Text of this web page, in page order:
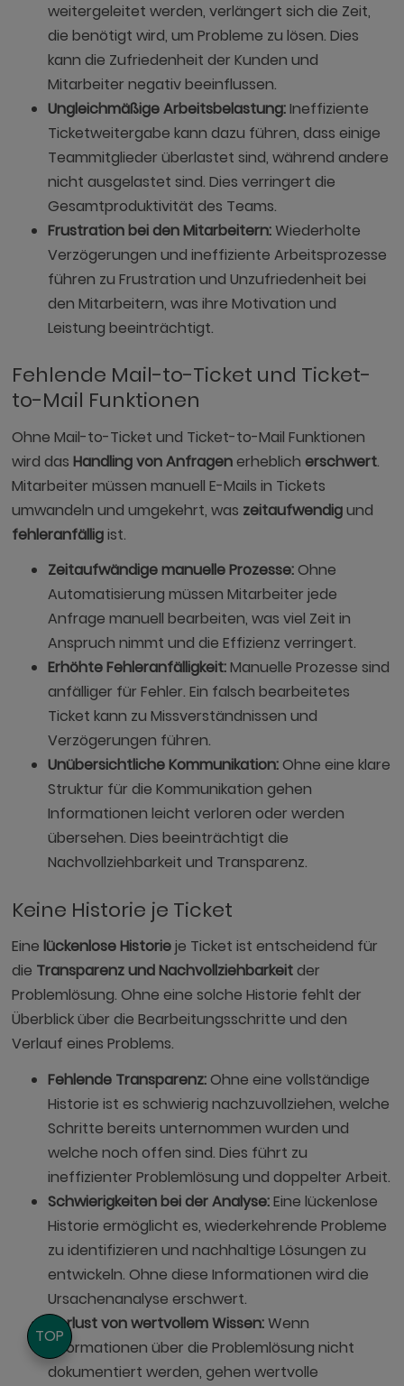
weitergeleitet werden, verlängert sich die Zeit,
die benötigt wird, um Probleme zu lösen. Dies
kann die Zufriedenheit der Kunden und
Mitarbeiter negativ beeinflussen.
Ungleichmäßige Arbeitsbelastung:Ineffiziente
Ticketweitergabe kann dazu führen, dass einige
Teammitglieder überlastet sind, während andere
nicht ausgelastet sind. Dies verringert die
Gesamtproduktivität des Teams.
Frustration bei den Mitarbeitern:Wiederholte
Verzögerungen und ineffiziente Arbeitsprozesse
führen zu Frustration und Unzufriedenheit bei
den Mitarbeitern, was ihre Motivation und
Leistung beeinträchtigt.
Fehlende Mail-to-Ticket und Ticket-
to-Mail Funktionen
Ohne Mail-to-Ticket und Ticket-to-Mail Funktionen
wird das Handling von Anfragenerheblich erschwert.
Mitarbeiter müssen manuell E-Mails in Tickets
umwandeln und umgekehrt, was zeitaufwendigund
fehleranfälligist.
Zeitaufwändige manuelle Prozesse:Ohne
Automatisierung müssen Mitarbeiter jede
Anfrage manuell bearbeiten, was viel Zeit in
Anspruch nimmt und die Effizienz verringert.
Erhöhte Fehleranfälligkeit:Manuelle Prozesse sind
anfälliger für Fehler. Ein falsch bearbeitetes
Ticket kann zu Missverständnissen und
Verzögerungen führen.
Unübersichtliche Kommunikation:Ohne eine klare
Struktur für die Kommunikation gehen
Informationen leicht verloren oder werden
übersehen. Dies beeinträchtigt die
Nachvollziehbarkeit und Transparenz.
Keine Historie je Ticket
Eine lückenlose Historieje Ticket ist entscheidend für
die Transparenz und Nachvollziehbarkeitder
Problemlösung. Ohne eine solche Historie fehlt der
Überblick über die Bearbeitungsschritte und den
Verlauf eines Problems.
Fehlende Transparenz:Ohne eine vollständige
Historie ist es schwierig nachzuvollziehen, welche
Schritte bereits unternommen wurden und
welche noch offen sind. Dies führt zu
ineffizienter Problemlösung und doppelter Arbeit.
Schwierigkeiten bei der Analyse:Eine lückenlose
Historie ermöglicht es, wiederkehrende Probleme
zu identifizieren und nachhaltige Lösungen zu
entwickeln. Ohne diese Informationen wird die
Ursachenanalyse erschwert.
Verlust von wertvollem Wissen:Wenn
Informationen über die Problemlösung nicht
dokumentiert werden, gehen wertvolle
TOP